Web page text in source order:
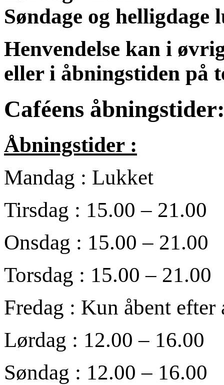
Søndage og
Henvendelse kan i
eller i åbningstiden på
Caféens
Åbningstider :
Mandag : Lukket
Tirsdag : 15.00 – 21.00
Onsdag : 15.00 – 21.00
Torsdag : 15.00 – 21.00
Fredag : Kun åbent efter
Lørdag : 12.00 – 16.00
Søndag : 12.00 – 16.00